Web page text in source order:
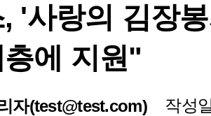
업
'사랑의 김장
에 지원"
자(test@test.com)
작성